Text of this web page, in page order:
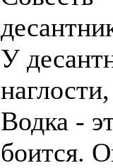
У
Водка -
боится.